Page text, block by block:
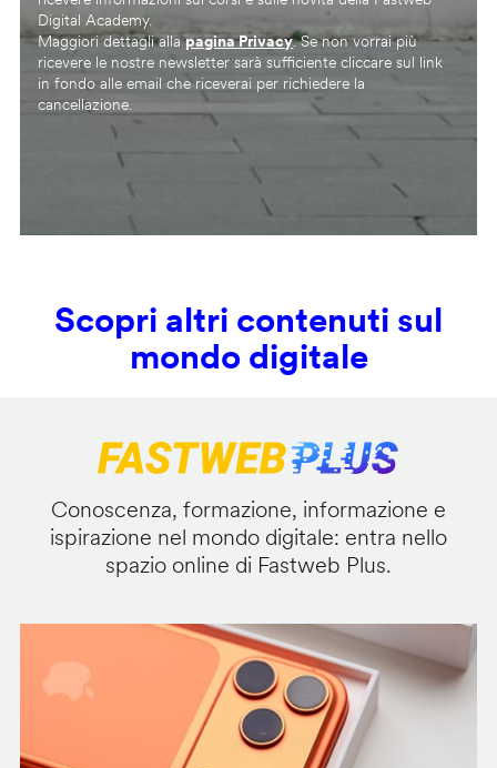
Digital Academy.
Maggiori dettagli allapagina Privacy. Se non vorrai più
ricevere le nostre newsletter sarà sufficiente cliccare sul link
in fondo alle email che riceverai per richiedere la
cancellazione.
Scopri altri contenuti sul
mondo digitale
Conoscenza, formazione, informazione e
ispirazione nel mondo digitale: entra nello
spazio online di Fastweb Plus.